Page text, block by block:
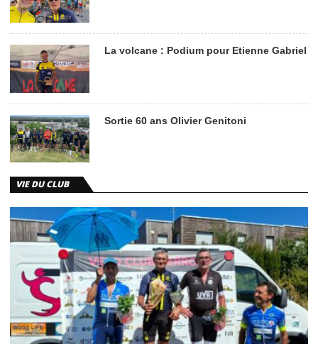
La volcane : Podium pour Etienne Gabriel
Sortie 60 ans Olivier Genitoni
VIE DU CLUB